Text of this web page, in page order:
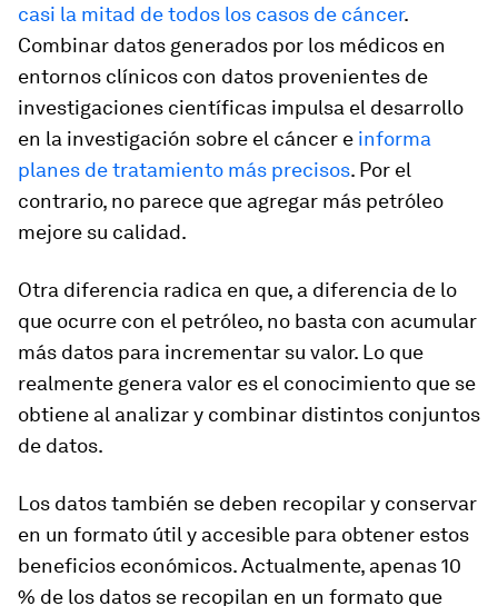
casi la mitad de todos los casos de cáncer.
Combinar datos generados por los médicos en
entornos clínicos con datos provenientes de
investigaciones científicas impulsa el desarrollo
en la investigación sobre el cáncer e informa
planes de tratamiento más precisos. Por el
contrario, no parece que agregar más petróleo
mejore su calidad.
Otra diferencia radica en que, a diferencia de lo
que ocurre con el petróleo, no basta con acumular
más datos para incrementar su valor. Lo que
realmente genera valor es el conocimiento que se
obtiene al analizar y combinar distintos conjuntos
de datos.
Los datos también se deben recopilar y conservar
en un formato útil y accesible para obtener estos
beneficios económicos. Actualmente, apenas 10
% de los datos se recopilan en un formato que